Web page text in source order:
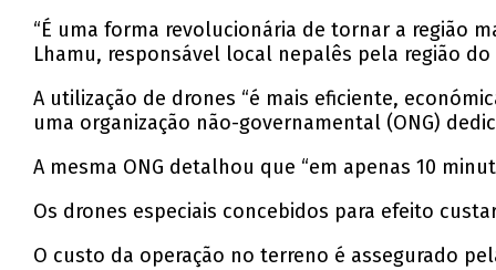
“É uma forma revolucionária de tornar a região
Lhamu, responsável local nepalês pela região do
A utilização de drones “é mais eficiente,
uma organização não-governamental (ONG)
A mesma ONG detalhou que “em apenas 10
Os drones especiais concebidos para efeito
O custo da operação no terreno é assegurado